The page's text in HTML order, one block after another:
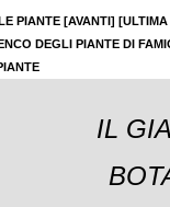
PIANTE [AVANTI]
DEGLI PIANTE DI
IL